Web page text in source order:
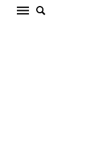
SONOS ERA